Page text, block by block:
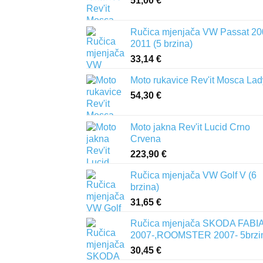
Ručica mjenjača VW Passat
2011 (5 brzina)
33,14 €
Moto rukavice Rev'it Mosca
54,30 €
Moto jakna Rev'it Lucid Crno
Crvena
223,90 €
Ručica mjenjača VW Golf V (6
brzina)
31,65 €
Ručica mjenjača SKODA FABIA
2007-,ROOMSTER 2007-
30,45 €